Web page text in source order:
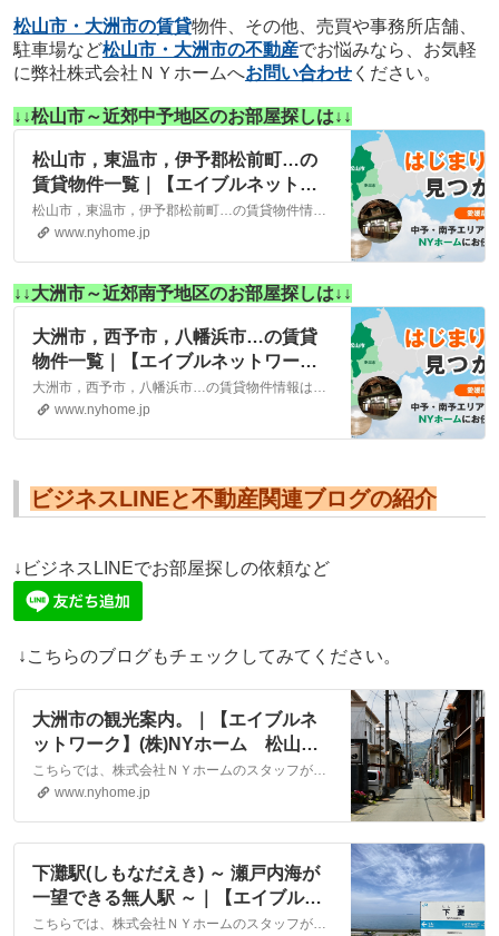
松山市・大洲市の賃貸物件、その他、売買や事務所店舗、
駐車場など松山市・大洲市の不動産でお悩みなら、お気軽
に弊社株式会社ＮＹホームへお問い合わせください。
↓↓松山市～近郊中予地区のお部屋探しは↓↓
松山市，東温市，伊予郡松前町…の
賃貸物件一覧｜【エイブルネットワ
ーク】(株)NYホーム 松山市・大洲
市の賃貸・不動産
松山市，東温市，伊予郡松前町…の賃貸物件情報は、こちらに掲載しております。株式会社NYホームが自信を持ってご紹介する物件ばかりとなっております。お客様のニーズにそった物件が見つかりましたら、弊社までお気軽にお問い合わせください。
www.nyhome.jp
↓↓大洲市～近郊南予地区のお部屋探しは↓↓
大洲市，西予市，八幡浜市…の賃貸
物件一覧｜【エイブルネットワー
ク】(株)NYホーム 松山市・大洲市
の賃貸・不動産
大洲市，西予市，八幡浜市…の賃貸物件情報は、こちらに掲載しております。株式会社NYホームが自信を持ってご紹介する物件ばかりとなっております。お客様のニーズにそった物件が見つかりましたら、弊社までお気軽にお問い合わせください。
www.nyhome.jp
ビジネスLINEと不動産関連ブログの紹介
↓ビジネスLINEでお部屋探しの依頼など
↓こちらのブログもチェックしてみてください。
大洲市の観光案内。｜【エイブルネ
ットワーク】(株)NYホーム 松山
市・大洲市の賃貸・不動産
こちらでは、株式会社ＮＹホームのスタッフが執筆したスタッフブログ記事、「大洲市の観光案内。」をご紹介しております。他にも様々なテーマの記事がありますので、お住まい探しの合間にぜひご一読ください！
www.nyhome.jp
下灘駅(しもなだえき) ～ 瀬戸内海が
一望できる無人駅 ～｜【エイブルネ
ットワーク】(株)NYホーム 松山
こちらでは、株式会社ＮＹホームのスタッフが執筆したスタッフブログ記事、「下灘駅(しもなだえき) ～ 瀬戸内海が一望できる無人駅 ～」をご紹介しております。他にも様々なテーマの記事がありますので、お住まい探しの合間にぜひご一読ください！